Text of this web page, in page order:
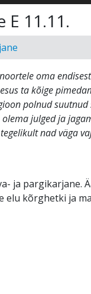
E 11.11.
oma
ta kõige
polnud
julged ja
nad väga
ja pargikarjane.
elu kõrghetki ja